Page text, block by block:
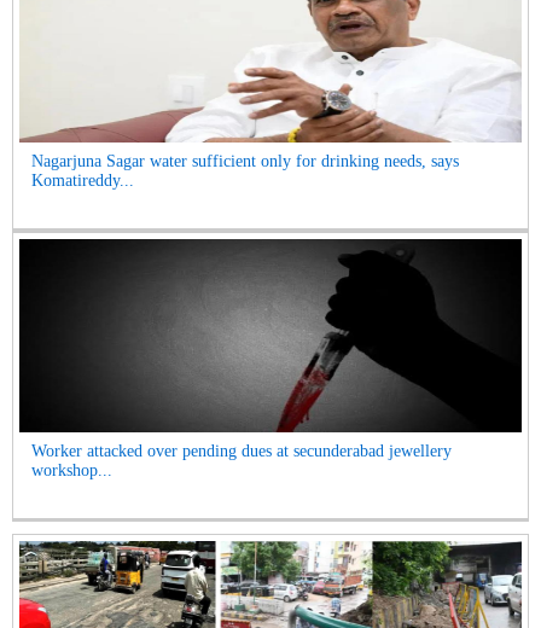
Nagarjuna Sagar water sufficient only for drinking needs, says
Komatireddy...
Worker attacked over pending dues at secunderabad jewellery
workshop...